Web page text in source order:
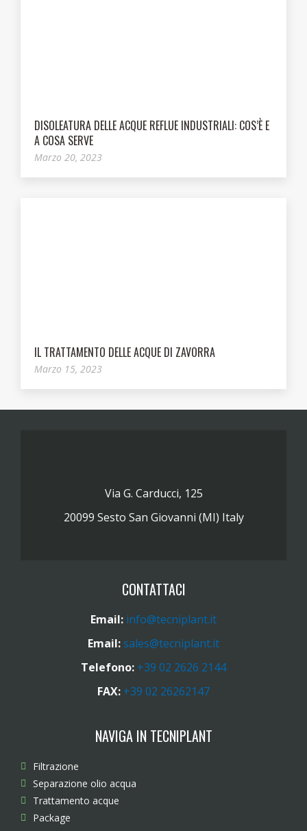
DISOLEATURA DELLE ACQUE REFLUE INDUSTRIALI: COS’È E
A COSA SERVE
Marzo 20, 2023
IL TRATTAMENTO DELLE ACQUE DI ZAVORRA
Marzo 15, 2023
Via G. Carducci, 125
20099 Sesto San Giovanni (MI) Italy
CONTATTACI
Email: info@tecniplant.it
Email:sales@tecniplant.it
Telefono: +39 02 2626 2144
FAX: +39 02 26262147
NAVIGA IN TECNIPLANT
Filtrazione
Separazione olio acqua
Trattamento acque
Package